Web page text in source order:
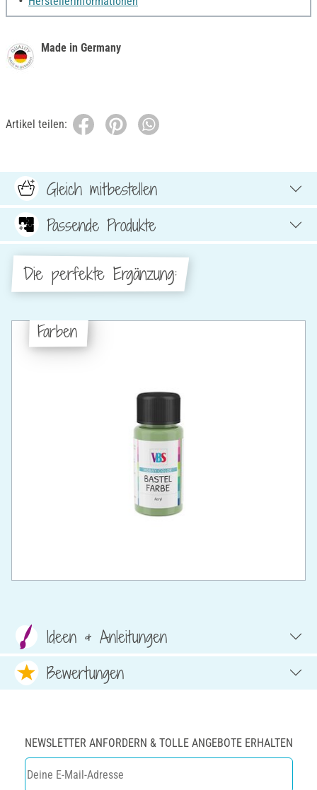
Made in Germany
Artikel teilen:
Gleich mitbestellen
Passende Produkte
Die perfekte Ergänzung:
Farben
Ideen & Anleitungen
Bewertungen
NEWSLETTER ANFORDERN & TOLLE ANGEBOTE ERHALTEN